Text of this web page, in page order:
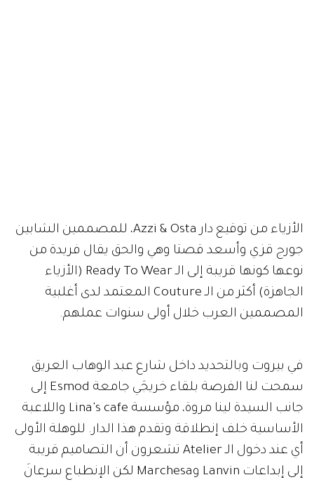
الأزياء من توقيع دار Azzi & Osta، للمصممين الشابين
جورج قزي وأسعد قصتا وهي والحق يقال فريدة من
نوعها كونها قريبة إلى الـ Ready To Wear (الأزياء
الجاهزة) أكثر من الـ Couture المعتمد لدى أغلبية
المصممين العرب خلال أولى سنوات عملهم.
في بيروت وبالتحديد داخل شارع عبد الوهاب العريق
سمحت لنا الفرصة بلقاء خريجَي جامعة Esmod إلى
جانب السيدة لينا مروة، مؤسسة Lina's cafe واللاعبة
الأساسية خلف إنطلاقة وتقدم هذا الدار. للوهلة الأولى
أي عند دخول الـ Atelier تشعرون أن التصاميم قريبة
إلى إبداعات Lanvin وMarchesa لكن الإنطباع سرعانَ